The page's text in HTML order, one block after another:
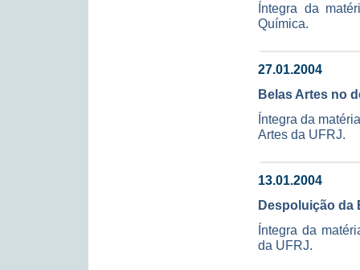
Íntegra da
Química.
27.01.2004
Belas Artes no
Íntegra da
Artes da UFRJ.
13.01.2004
Despoluição da
Íntegra da
da UFRJ.